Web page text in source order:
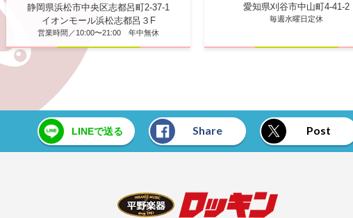
静岡県浜松市中央区志都呂町2-37-1
イオンモール浜松志都呂３F
営業時間／10:00〜21:00 年中無休
愛知県刈谷市中山町4-41-2
毎週水曜日定休
LINEで送る Share Post